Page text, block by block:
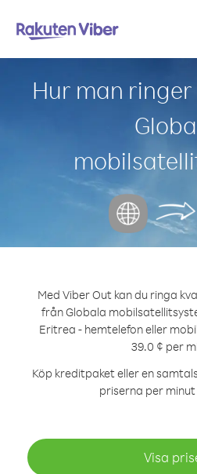
Hur man
Med Viber Out kan du ringa
från Globala
Eritrea - hemtelefon eller
39.0 ¢ per
Köp kreditpaket eller en
priserna per
Visa